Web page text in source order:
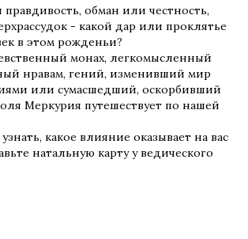
обман или честность,
- какой дар или проклятье
в этом рожденьи?
монах, легкомысленный
нравам, гений, изменивший мир
или сумасшедший, оскорбивший
Меркурия путешествует по нашей
какое влияние оказывает на вас
натальную карту у ведического